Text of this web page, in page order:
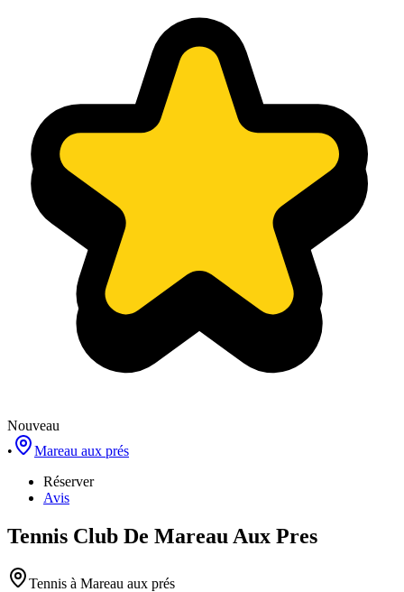
Nouveau
•
Mareau aux prés
Réserver
Avis
Tennis Club De Mareau Aux Pres
Tennis à Mareau aux prés